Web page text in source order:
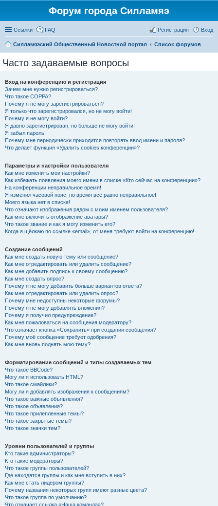
Форум города Силламяэ
Ссылки FAQ Вход
Регистрация
Силламяэский Общественный Новостной портал Список форумов
Часто задаваемые вопросы
Вход на конференцию и регистрация
Зачем мне нужно регистрироваться?
Что такое COPPA?
Почему я не могу зарегистрироваться?
Я только что зарегистрировался, но не могу войти!
Почему я не могу войти?
Я давно зарегистрирован, но больше не могу войти!
Я забыл пароль!
Почему мне периодически приходится повторять ввод имени и пароля?
Что делает функция «Удалить cookies конференции»?
Параметры и настройки пользователя
Как мне изменить мои настройки?
Как избежать появления моего имени в списке «Кто сейчас на конференции»?
На конференции неправильное время!
Я изменил часовой пояс, но время всё равно неправильное!
Моего языка нет в списке!
Что означают изображения рядом с моим именем пользователя?
Как мне включить отображение аватары?
Что такое звание и как я могу изменить его?
Когда я щёлкаю по ссылке «email», от меня требуют войти на конференцию!
Создание сообщений
Как мне создать новую тему или сообщение?
Как мне отредактировать или удалить сообщение?
Как мне добавить подпись к своему сообщению?
Как мне создать опрос?
Почему я не могу добавить больше вариантов ответа?
Как мне отредактировать или удалить опрос?
Почему мне недоступны некоторые форумы?
Почему я не могу добавлять вложения?
Почему я получил предупреждение?
Как мне пожаловаться на сообщения модератору?
Что означает кнопка «Сохранить» при создании сообщения?
Почему моё сообщение требует одобрения?
Как мне вновь поднять мою тему?
Форматирование сообщений и типы создаваемых тем
Что такое BBCode?
Могу ли я использовать HTML?
Что такое смайлики?
Могу ли я добавлять изображения к сообщениям?
Что такое важные объявления?
Что такое объявления?
Что такое прилепленные темы?
Что такое закрытые темы?
Что такое значки тем?
Уровни пользователей и группы
Кто такие администраторы?
Кто такие модераторы?
Что такое группы пользователей?
Где находятся группы и как мне вступить в них?
Как мне стать лидером группы?
Почему названия некоторых групп имеют разные цвета?
Что такое группа по умолчанию?
Что означает ссылка «Наша команда»?